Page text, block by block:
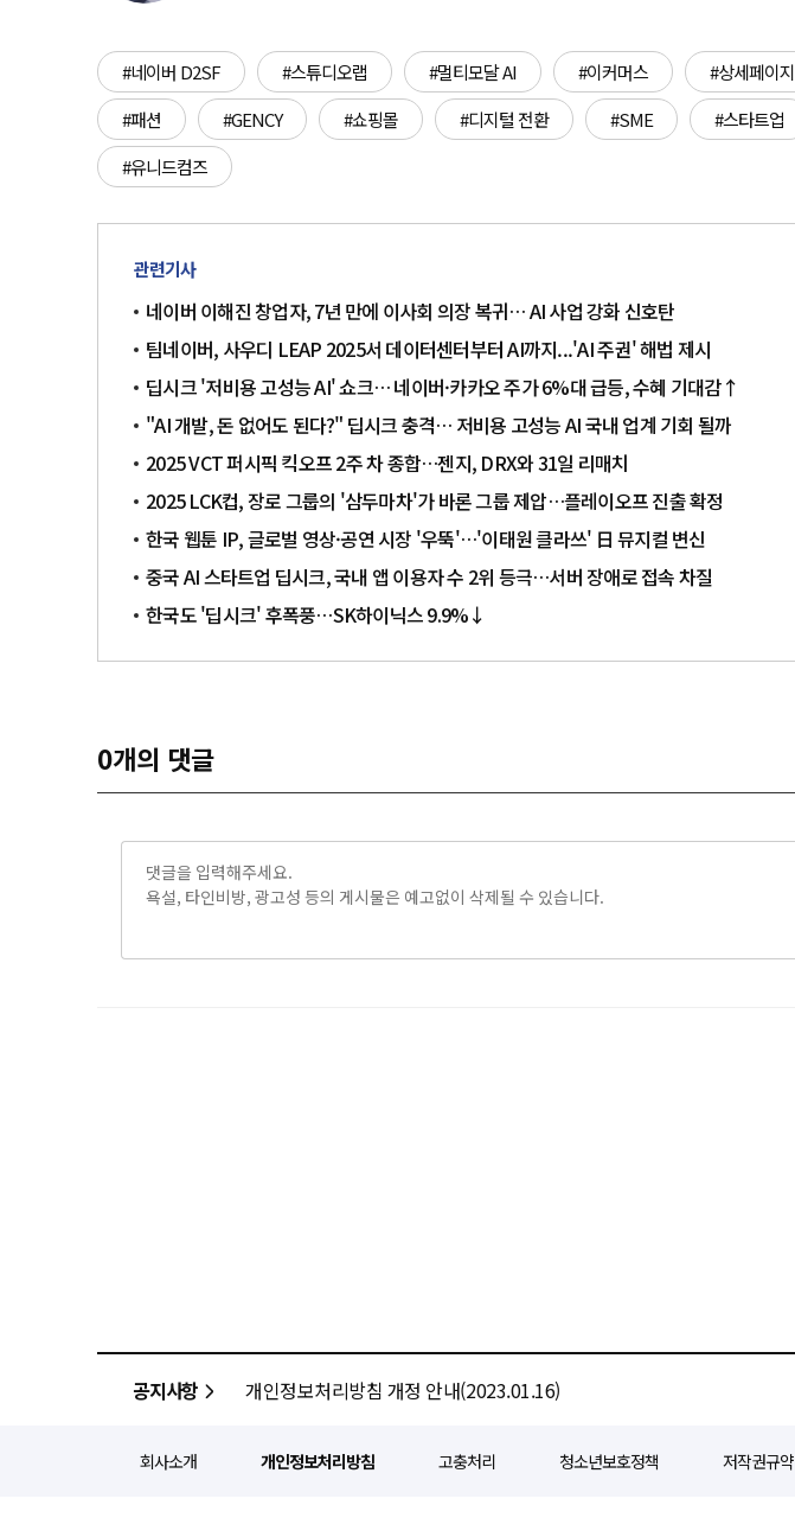
#네이버 D2SF #스튜디오랩 #멀티모달 AI #이커머스 #상세페이지
#패션
#GENCY #쇼핑몰 #디지털 전환 #SME #스타트업
#유니드컴즈
관련기사
네이버 이해진 창업자, 7년 만에 이사회 의장 복귀… AI 사업 강화 신호탄
팀네이버, 사우디 LEAP 2025서 데이터센터부터 AI까지...'AI 주권' 해법 제시
딥시크 '저비용 고성능 AI' 쇼크… 네이버·카카오 주가 6%대 급등, 수혜 기대감↑
"AI 개발, 돈 없어도 된다?" 딥시크 충격… 저비용 고성능 AI 국내 업계 기회 될까
2025 VCT 퍼시픽 킥오프 2주 차 종합…젠지, DRX와 31일 리매치
2025 LCK컵, 장로 그룹의 '삼두마차'가 바론 그룹 제압…플레이오프 진출 확정
한국 웹툰 IP, 글로벌 영상·공연 시장 '우뚝'…'이태원 클라쓰' 日 뮤지컬 변신
중국 AI 스타트업 딥시크, 국내 앱 이용자 수 2위 등극…서버 장애로 접속 차질
한국도 '딥시크' 후폭풍…SK하이닉스 9.9%↓
0개의 댓글
공지사항 개인정보처리방침 개정 안내(2023.01.16)
회사소개 개인정보처리방침 고충처리 청소년보호정책 저작권규약